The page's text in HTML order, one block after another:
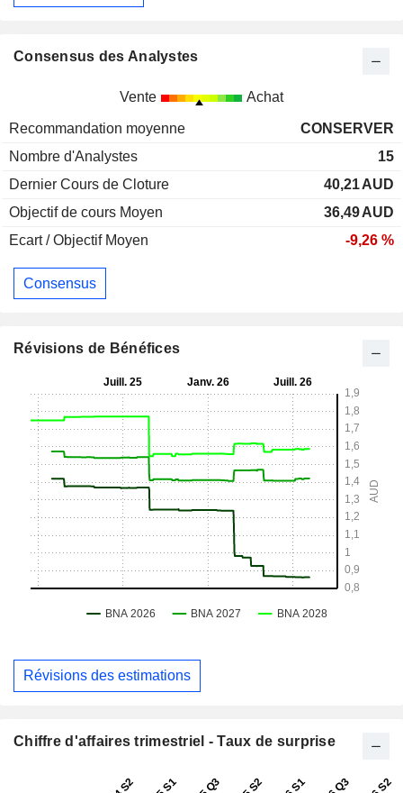
Consensus des Analystes
Vente Achat
Recommandation moyenne
CONSERVER
Nombre d'Analystes
15
Dernier Cours de Cloture
40,21AUD
Objectif de cours Moyen
36,49AUD
Ecart / Objectif Moyen
-9,26 %
Consensus
Révisions de Bénéfices
Révisions des estimations
Chiffre d'affaires trimestriel - Taux de surprise